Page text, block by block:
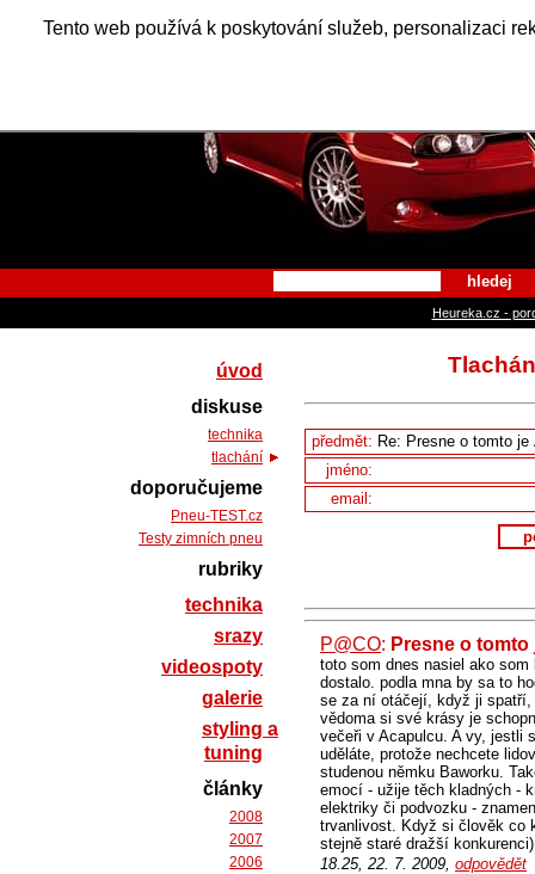
Tento web používá k poskytování služeb, personalizaci
Alfa
hledej
Heureka.cz -
předmět:
jméno:
email:
P@CO: Presne o
toto som dnes nasiel ako
dostalo. podla mna by sa to
se za ní otáčejí, když ji
vědoma si své krásy je
večeři v Acapulcu. A vy, jestli
uděláte, protože nechcete
studenou němku Baworku.
emocí - užije těch kladných -
elektriky či podvozku -
trvanlivost. Když si člověk co
stejně staré dražší
18.25, 22. 7. 2009, odpovědět
úvod
diskuse
technika
tlachání
doporučujeme
Pneu-TEST.cz
Testy zimních pneu
rubriky
technika
srazy
videospoty
galerie
styling a
tuning
články
2008
2007
2006